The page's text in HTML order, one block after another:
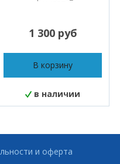
1 300 руб
В корзину
в наличии
и оферта